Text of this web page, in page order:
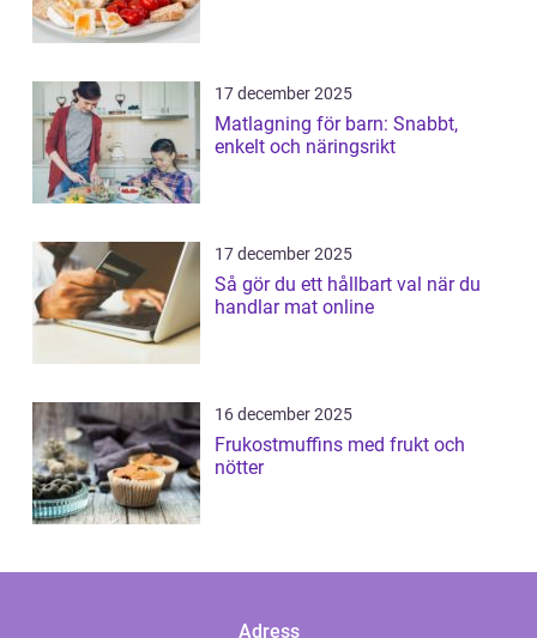
17 december 2025
Matlagning för barn: Snabbt,
enkelt och näringsrikt
17 december 2025
Så gör du ett hållbart val när du
handlar mat online
16 december 2025
Frukostmuffins med frukt och
nötter
Adress